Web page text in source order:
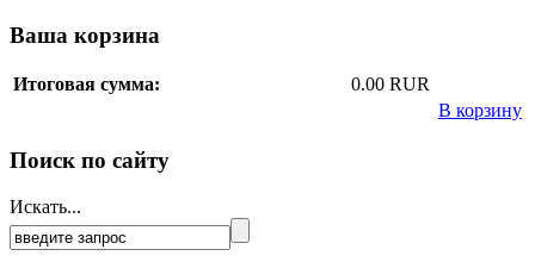
Ваша корзина
Итоговая сумма:
0.00 RUR
В корзину
Поиск по сайту
Искать...